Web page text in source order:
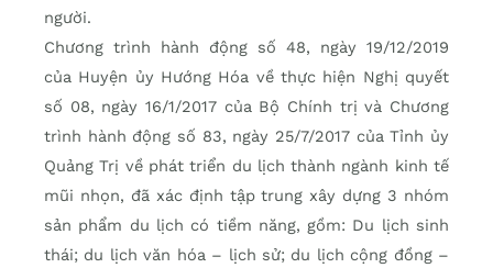
người.
Chương trình hành động số 48, ngày 19/12/2019
của Huyện ủy Hướng Hóa về thực hiện Nghị quyết
số 08, ngày 16/1/2017 của Bộ Chính trị và Chương
trình hành động số 83, ngày 25/7/2017 của Tỉnh ủy
Quảng Trị về phát triển du lịch thành ngành kinh tế
mũi nhọn, đã xác định tập trung xây dựng 3 nhóm
sản phẩm du lịch có tiềm năng, gồm: Du lịch sinh
thái; du lịch văn hóa – lịch sử; du lịch cộng đồng –